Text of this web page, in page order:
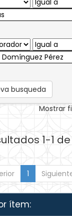
busqueda
Mostrar
1-1 de
1
ítem: